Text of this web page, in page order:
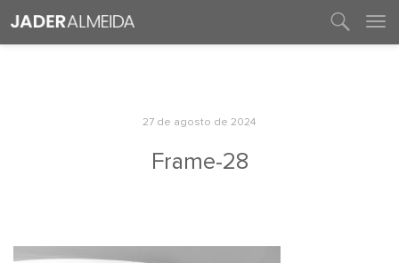
27 de agosto de 2024
Frame-28